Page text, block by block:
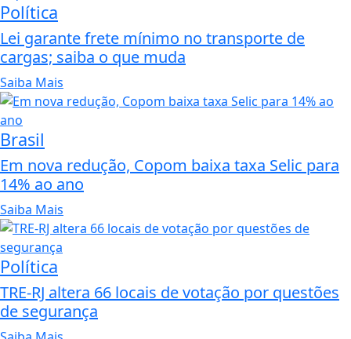
Política
Lei garante frete mínimo no transporte de
cargas; saiba o que muda
Saiba Mais
Brasil
Em nova redução, Copom baixa taxa Selic para
14% ao ano
Saiba Mais
Política
TRE-RJ altera 66 locais de votação por questões
de segurança